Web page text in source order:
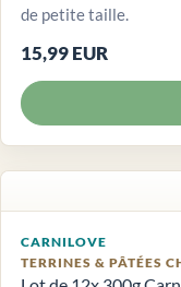
de petite taille.
15,99 EUR
CARNILOVE
TERRINES & PÂTÉES